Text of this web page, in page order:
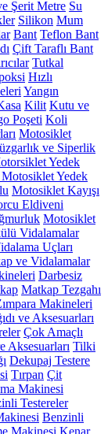
Şerit Metre Su
Silikon Mum
Bant Teflon Bant
Çift Taraflı Bant
Tutkal
Hızlı
Yangın
Kilit Kutu ve
Poşeti Koli
Motosiklet
ve Siperlik
Yedek
Yedek
Motosiklet Kayışı
Eldiveni
Motosiklet
Vidalamalar
Uçları
ve Vidalamalar
Darbesiz
Matkap Tezgahı
Makineleri
ve Aksesuarları
Çok Amaçlı
Aksesuarları Tilki
Dekupaj Testere
Tırpan Çit
Makinesi
Testereler
Benzinli
Makinesi Kenar